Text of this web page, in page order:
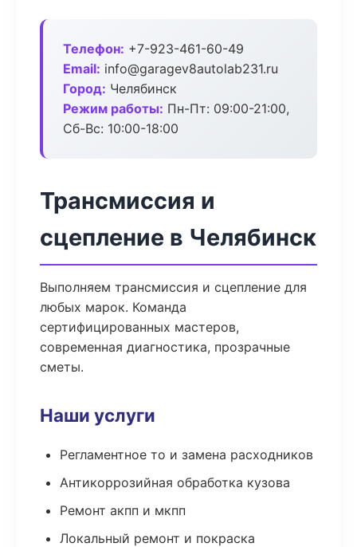
Телефон: +7-923-461-60-49
Email: info@garagev8autolab231.ru
Город: Челябинск
Режим работы: Пн-Пт: 09:00-21:00,
Сб-Вс: 10:00-18:00
Трансмиссия и
сцепление в Челябинск
Выполняем трансмиссия и сцепление для
любых марок. Команда
сертифицированных мастеров,
современная диагностика, прозрачные
сметы.
Наши услуги
Регламентное то и замена расходников
Антикоррозийная обработка кузова
Ремонт акпп и мкпп
Локальный ремонт и покраска